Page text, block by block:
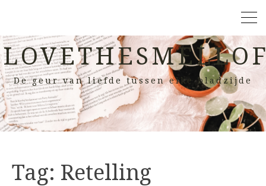
De geur van liefde tussen elke bladzijde
Tag: Retelling